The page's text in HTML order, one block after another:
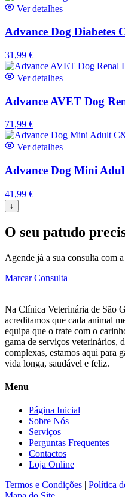
Ver detalhes
Advance Dog Diabetes
31,99 €
Ver detalhes
Advance AVET Dog
71,99 €
Ver detalhes
Advance Dog Mini
41,99 €
↓
O seu patudo
Agende já a sua consulta com
Marcar Consulta
Na Clínica Veterinária de São
acreditamos que cada animal
equipa que o trate com o
gama de serviços veterinários,
complexas, estamos aqui para
vida longa, saudável e feliz.
Menu
Página Inicial
Sobre Nós
Serviços
Perguntas Frequentes
Contactos
Loja Online
Termos e Condições | Política